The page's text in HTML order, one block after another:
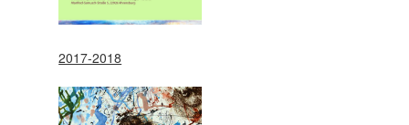
2017-2018